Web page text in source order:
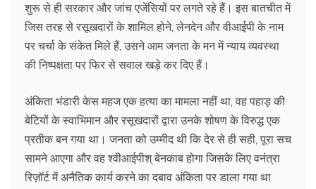
शुरू से ही सरकार और जांच एजेंसियों पर लगते रहे हैं। इस बातचीत में
जिस तरह से रसूखदारों के शामिल होने, लेनदेन और वीआईपी के नाम
पर चर्चा के संकेत मिले हैं, उसने आम जनता के मन में न्याय व्यवस्था
की निष्पक्षता पर फिर से सवाल खड़े कर दिए हैं।
अंकिता भंडारी केस महज एक हत्या का मामला नहीं था, वह पहाड़ की
बेटियों के स्वाभिमान और रसूखदारों द्वारा उनके शोषण के विरुद्ध एक
प्रतीक बन गया था। जनता को उम्मीद थी कि देर से ही सही, पूरा सच
सामने आएगा और वह श्वीआईपीश् बेनकाब होगा जिसके लिए वनंत्रा
रिज़ॉर्ट में अनैतिक कार्य करने का दबाव अंकिता पर डाला गया था